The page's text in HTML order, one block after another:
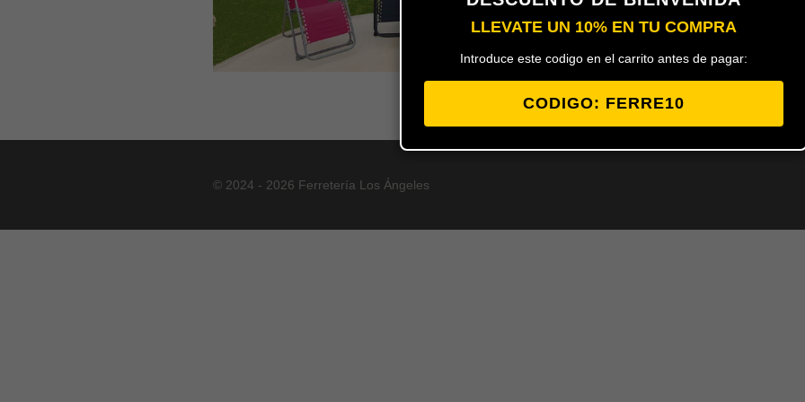
© 2024 - 2026 Ferretería Los Ángeles
LLEVATE UN 10% EN TU COMPRA
Introduce este codigo en el carrito antes de pagar:
CODIGO: FERRE10